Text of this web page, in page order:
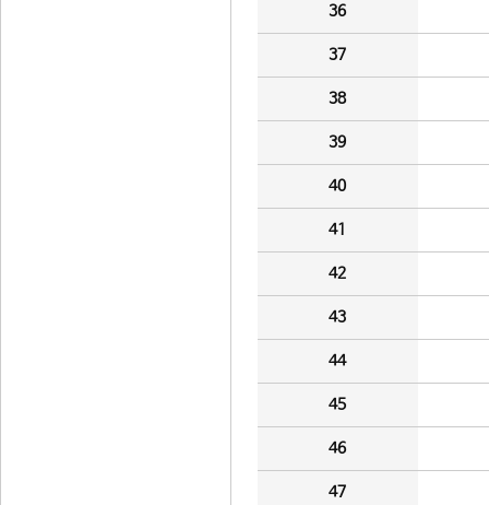
36
37
38
39
40
41
42
43
44
45
46
47